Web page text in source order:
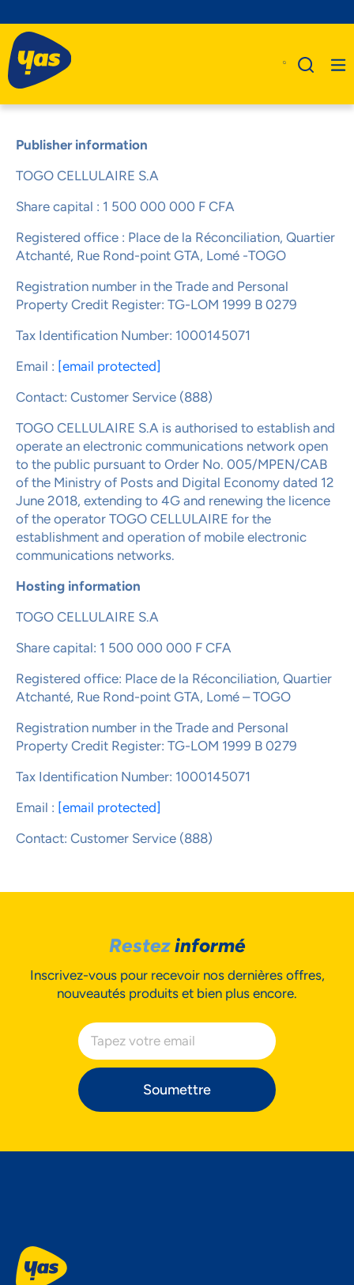
A Propos De Nous
Produits
Business
Assistance
Publisher information
TOGO CELLULAIRE S.A
Share capital : 1 500 000 000 F CFA
Registered office : Place de la Réconciliation, Quartier
Atchanté, Rue Rond-point GTA, Lomé -TOGO
Registration number in the Trade and Personal
Property Credit Register: TG-LOM 1999 B 0279
Tax Identification Number: 1000145071
Email : [email protected]
Contact: Customer Service (888)
TOGO CELLULAIRE S.A is authorised to establish and
operate an electronic communications network open
to the public pursuant to Order No. 005/MPEN/CAB
of the Ministry of Posts and Digital Economy dated 12
June 2018, extending to 4G and renewing the licence
of the operator TOGO CELLULAIRE for the
establishment and operation of mobile electronic
communications networks.
Hosting information
TOGO CELLULAIRE S.A
Share capital: 1 500 000 000 F CFA
Registered office: Place de la Réconciliation, Quartier
Atchanté, Rue Rond-point GTA, Lomé – TOGO
Registration number in the Trade and Personal
Property Credit Register: TG-LOM 1999 B 0279
Tax Identification Number: 1000145071
Email : [email protected]
Contact: Customer Service (888)
Restezinformé
Inscrivez-vous pour recevoir nos dernières offres,
nouveautés produits et bien plus encore.
Soumettre
NOUS ACCORDONS DE